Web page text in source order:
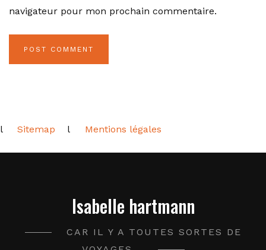
navigateur pour mon prochain commentaire.
l Sitemap l Mentions légales
Isabelle hartmann
CAR IL Y A TOUTES SORTES DE